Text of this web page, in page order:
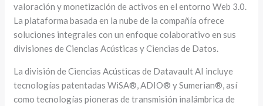
valoración y monetización de activos en el entorno Web 3.0.
La plataforma basada en la nube de la compañía ofrece
soluciones integrales con un enfoque colaborativo en sus
divisiones de Ciencias Acústicas y Ciencias de Datos.
La división de Ciencias Acústicas de Datavault AI incluye
tecnologías patentadas WiSA®, ADIO® y Sumerian®, así
como tecnologías pioneras de transmisión inalámbrica de